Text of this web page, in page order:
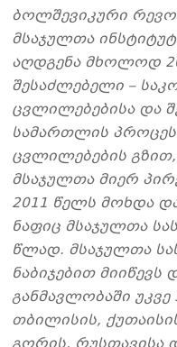
ბოლშევიკური
მსაჯულთა
აღდგენა მხოლოდ
შესაძლებელი –
ცვლილებებისა და
სამართლის
ცვლილებების
მსაჯულთა მიერ
2011 წელს მოხდა
ნაფიც მსაჯულთა
წლად. მსაჯულთა
ნაბიჯებით
განმავლობაში უკვე
თბილისის,
გორის, რუსთავისა